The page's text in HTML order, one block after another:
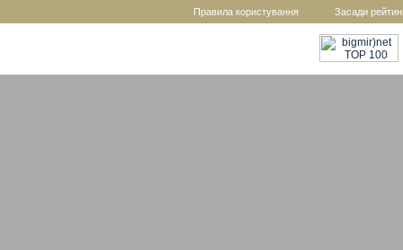
Правила користування Засади